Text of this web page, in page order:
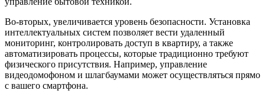
Во-вторых, увеличивается уровень безопасности. Установка
интеллектуальных систем позволяет вести удаленный
мониторинг, контролировать доступ в квартиру, а также
автоматизировать процессы, которые традиционно требуют
физического присутствия. Например, управление
видеодомофоном и шлагбаумами может осуществляться прямо
с вашего смартфона.